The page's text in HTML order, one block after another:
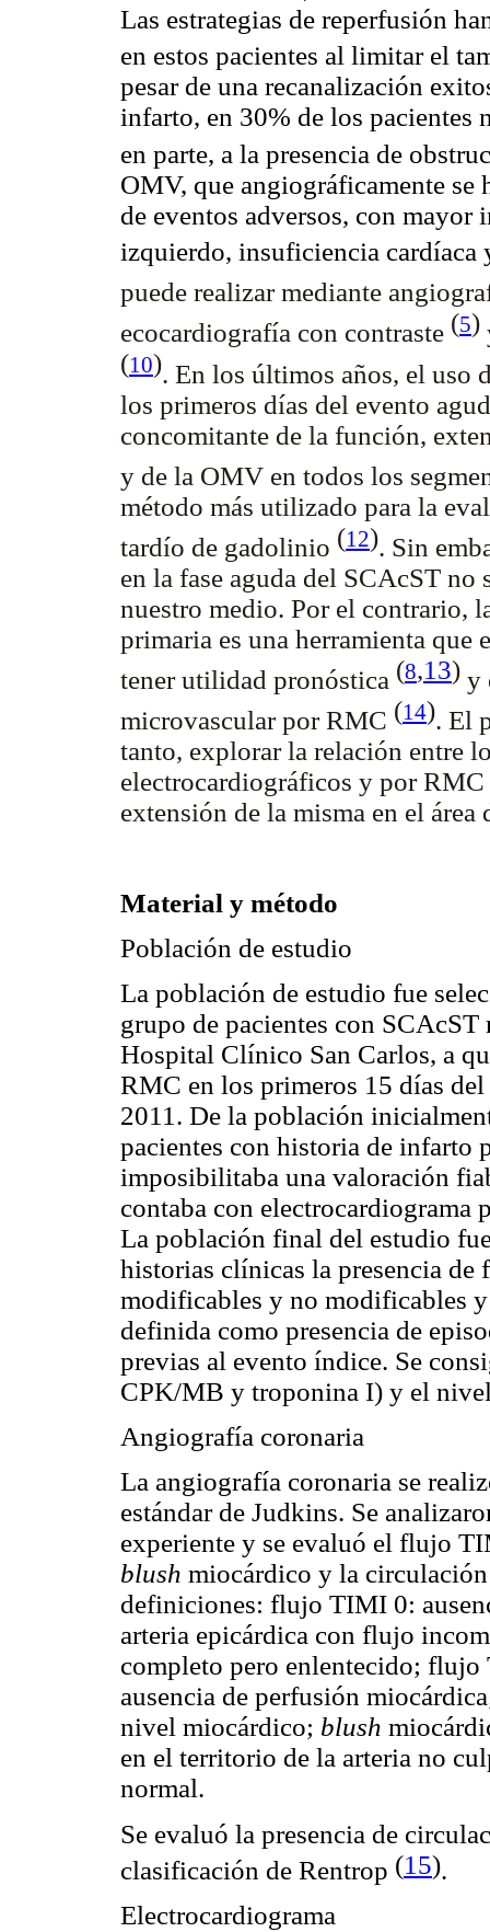
Las estrategias de reperfusión
en estos pacientes al limitar el
pesar de una recanalización
infarto, en 30% de los pacientes
en parte, a la presencia de
OMV, que angiográficamente
de eventos adversos, con
izquierdo, insuficiencia cardíaca
puede realizar mediante
ecocardiografía con contraste (5)
(10). En los últimos años, el uso
los primeros días del evento
concomitante de la función,
y de la OMV en todos los
método más utilizado para la
tardío de gadolinio (12). Sin
en la fase aguda del SCAcST
nuestro medio. Por el contrario,
primaria es una herramienta que
tener utilidad pronóstica (8,13) y
microvascular por RMC (14). El
tanto, explorar la relación entre
electrocardiográficos y por
extensión de la misma en el
Material y método
Población de estudio
La población de estudio fue
grupo de pacientes con
Hospital Clínico San Carlos, a
RMC en los primeros 15 días
2011. De la población
pacientes con historia de infarto
imposibilitaba una valoración
contaba con electrocardiograma
La población final del estudio
historias clínicas la presencia de
modificables y no modificables
definida como presencia de
previas al evento índice. Se
CPK/MB y troponina I) y el
Angiografía coronaria
La angiografía coronaria se
estándar de Judkins. Se
experiente y se evaluó el flujo
blush miocárdico y la
definiciones: flujo TIMI 0:
arteria epicárdica con flujo
completo pero enlentecido;
ausencia de perfusión
nivel miocárdico; blush
en el territorio de la arteria no
normal.
Se evaluó la presencia de
clasificación de Rentrop (15).
Electrocardiograma